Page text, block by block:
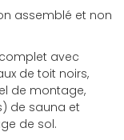
assemblé et non
avec
de toit noirs,
de montage,
de sauna et
de sol.